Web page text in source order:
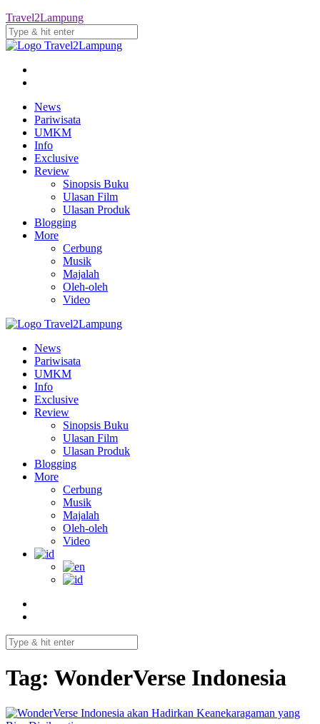
Travel2Lampung
News
Pariwisata
UMKM
Info
Exclusive
Review
Sinopsis Buku
Ulasan Film
Ulasan Produk
Blogging
More
Cerbung
Musik
Majalah
Oleh-oleh
Video
News
Pariwisata
UMKM
Info
Exclusive
Review
Sinopsis Buku
Ulasan Film
Ulasan Produk
Blogging
More
Cerbung
Musik
Majalah
Oleh-oleh
Video
Tag: WonderVerse Indonesia